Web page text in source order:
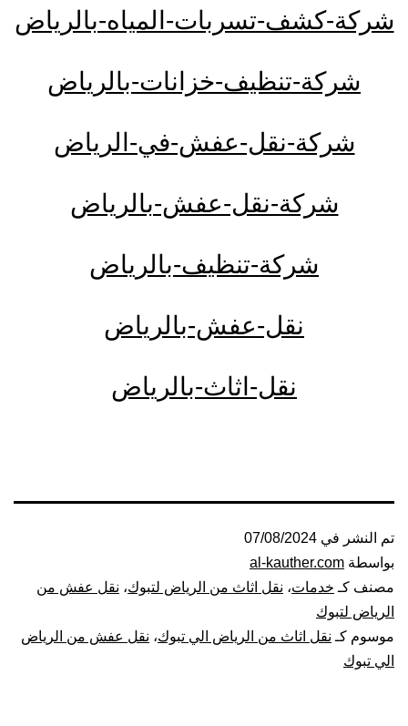
شركة-كشف-تسربات-المياه-بالرياض
شركة-تنظيف-خزانات-بالرياض
شركة-نقل-عفش-في-الرياض
شركة-نقل-عفش-بالرياض
شركة-تنظيف-بالرياض
نقل-عفش-بالرياض
نقل-اثاث-بالرياض
تم النشر في 07/08/2024
بواسطة al-kauther.com
مصنف كـ خدمات، نقل اثاث من الرياض لتبوك، نقل عفش من
الرياض لتبوك
موسوم كـ نقل اثاث من الرياض الي تبوك، نقل عفش من الرياض
الي تبوك